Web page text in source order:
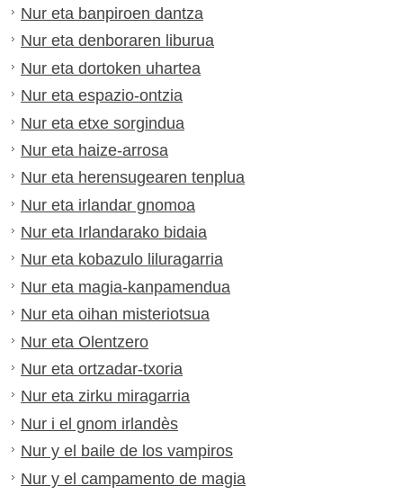
Nur eta banpiroen dantza
Nur eta denboraren liburua
Nur eta dortoken uhartea
Nur eta espazio-ontzia
Nur eta etxe sorgindua
Nur eta haize-arrosa
Nur eta herensugearen tenplua
Nur eta irlandar gnomoa
Nur eta Irlandarako bidaia
Nur eta kobazulo liluragarria
Nur eta magia-kanpamendua
Nur eta oihan misteriotsua
Nur eta Olentzero
Nur eta ortzadar-txoria
Nur eta zirku miragarria
Nur i el gnom irlandès
Nur y el baile de los vampiros
Nur y el campamento de magia